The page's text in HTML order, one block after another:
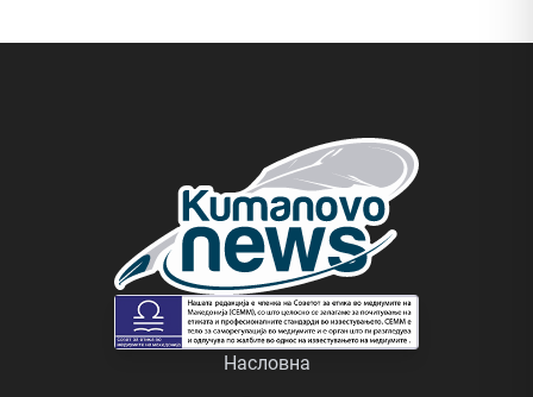
Насловна